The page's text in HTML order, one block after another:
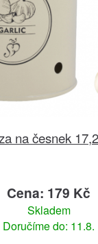
na česnek
Cena: 179 Kč
Skladem
Doručíme do: 11.8.